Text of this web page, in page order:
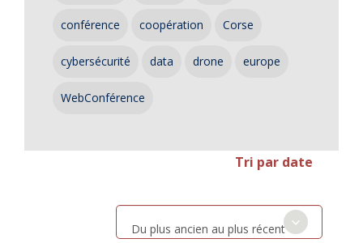
conférence coopération Corse
cybersécurité data drone europe
WebConférence
Tri par date
Du plus ancien au plus récent